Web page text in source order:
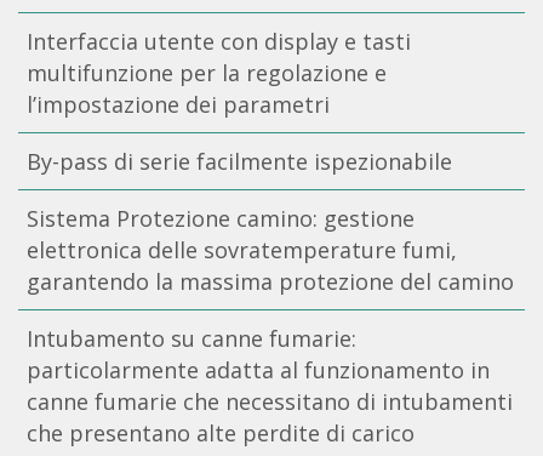
Interfaccia utente con display e tasti
multifunzione per la regolazione e
l’impostazione dei parametri
By-pass di serie facilmente ispezionabile
Sistema Protezione camino: gestione
elettronica delle sovratemperature fumi,
garantendo la massima protezione del camino
Intubamento su canne fumarie:
particolarmente adatta al funzionamento in
canne fumarie che necessitano di intubamenti
che presentano alte perdite di carico